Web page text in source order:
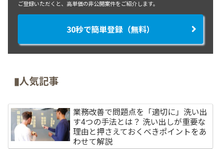
ご登録いただくと、高単価の非公開案件をご紹介します。
30秒で簡単登録（無料）
▮人気記事
業務改善で問題点を「適切に」洗い出
す4つの手法とは？ 洗い出しが重要な
理由と押さえておくべきポイントをあ
わせて解説